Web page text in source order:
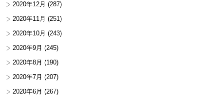
2020年12月 (287)
2020年11月 (251)
2020年10月 (243)
2020年9月 (245)
2020年8月 (190)
2020年7月 (207)
2020年6月 (267)